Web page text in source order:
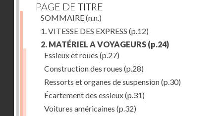
PAGE DE TITRE
SOMMAIRE(n.n.)
1. VITESSE DES EXPRESS (p.12)
2. MATÉRIEL A VOYAGEURS (p.24)
Essieux et roues (p.27)
Construction des roues (p.28)
Ressorts et organes de suspension(p.30)
Écartement des essieux(p.31)
Voitures américaines (p.32)